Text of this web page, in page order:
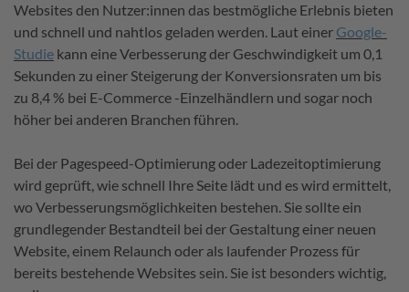
Websites den Nutzer:innen das bestmögliche Erlebnis bieten
und schnell und nahtlos geladen werden. Laut einer Google-
Studie kann eine Verbesserung der Geschwindigkeit um 0,1
Sekunden zu einer Steigerung der Konversionsraten um bis
zu 8,4 % bei E-Commerce -Einzelhändlern und sogar noch
höher bei anderen Branchen führen.
Bei der Pagespeed-Optimierung oder Ladezeitoptimierung
wird geprüft, wie schnell Ihre Seite lädt und es wird ermittelt,
wo Verbesserungsmöglichkeiten bestehen. Sie sollte ein
grundlegender Bestandteil bei der Gestaltung einer neuen
Website, einem Relaunch oder als laufender Prozess für
bereits bestehende Websites sein. Sie ist besonders wichtig,